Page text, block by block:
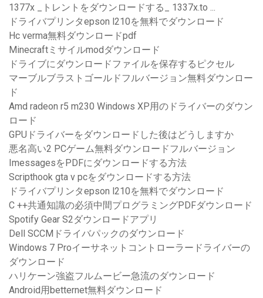
1377x _トレントをダウンロードする_ 1337x.to ...
ドライバプリンタepson l210を無料でダウンロード
Hc verma無料ダウンロードpdf
Minecraftミサイルmodダウンロード
ドライブにダウンロードファイルを保存するピクセル
マーブルブラストゴールドフルバージョン無料ダウンロー
ド
Amd radeon r5 m230 Windows XP用のドライバーのダウン
ロード
GPUドライバーをダウンロードした後はどうしますか
悪名高い2 PCゲーム無料ダウンロードフルバージョン
ImessagesをPDFにダウンロードする方法
Scripthook gta v pcをダウンロードする方法
ドライバプリンタepson l210を無料でダウンロード
C ++共通知識の必須中間プログラミングPDFダウンロード
Spotify Gear S2ダウンロードアプリ
Dell SCCMドライバパックのダウンロード
Windows 7 Proイーサネットコントローラードライバーの
ダウンロード
ハリケーン強盗フルムービー急流のダウンロード
Android用betternet無料ダウンロード